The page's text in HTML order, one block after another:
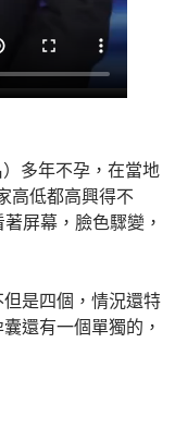
多年不孕，在當地
高低都高興得不
屏幕，臉色驟變，
是四個，情況還特
還有一個單獨的，